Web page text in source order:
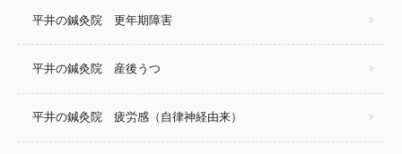
平井の鍼灸院 更年期障害
平井の鍼灸院 産後うつ
平井の鍼灸院 疲労感（自律神経由来）